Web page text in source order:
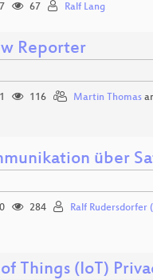
67 Ralf Lang
Reporter
116 Martin Thomas
über
284 Ralf Rudersdorfer
Things (IoT)